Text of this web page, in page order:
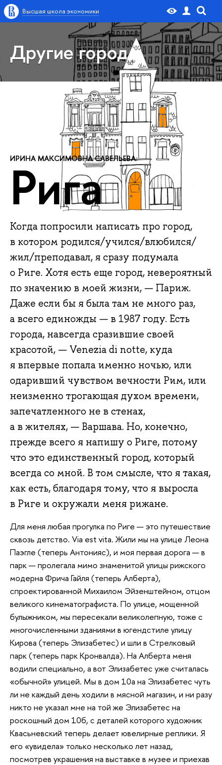
Высшая школа экономики
Другие города
ИРИНА МАКСИМОВНА САВЕЛЬЕВА:
Рига
Когда попросили написать про город,
в котором родился/учился/влюбился/
жил/преподавал, я сразу подумала
о Риге. Хотя есть еще город, невероятный
по значению в моей жизни, — Париж.
Даже если бы я была там не много раз,
а всего единожды — в 1987 году. Есть
города, навсегда сразившие своей
красотой, — Venezia di notte, куда
я впервые попала именно ночью, или
одаривший чувством вечности Рим, или
неизменно трогающая духом времени,
запечатленного не в стенах,
а в жителях, — Варшава. Но, конечно,
прежде всего я напишу о Риге, потому
что это единственный город, который
всегда со мной. В том смысле, что я такая,
как есть, благодаря тому, что я выросла
в Риге и окружали меня рижане.
Для меня любая прогулка по Риге — это путешествие
сквозь детство. Via est vita. Жили мы на улице Леона
Паэгле (теперь Антонияс), и моя первая дорога — в
парк — пролегала мимо знаменитой улицы рижского
модерна Фрича Гайля (теперь Алберта),
спроектированной Михаилом Эйзенштейном, отцом
великого кинематографиста. По улице, мощенной
булыжником, мы пересекали великолепную, тоже с
многочисленными зданиями в югендстиле улицу
Кирова (теперь Элизабетес) и шли в Стрелковый
парк (теперь парк Кронвалда). На Алберта меня
водили специально, а вот Элизабетес уже считалась
«обычной» улицей. Мы в дом 10а на Элизабетес чуть
ли не каждый день ходили в мясной магазин, и ни разу
никто не указал мне на той же Элизабетес на
роскошный дом 10б, с деталей которого художник
Квасьневский теперь делает ювелирные реплики. Я
его «увидела» только несколько лет назад,
посмотрев украшения на выставке в музее и приехав